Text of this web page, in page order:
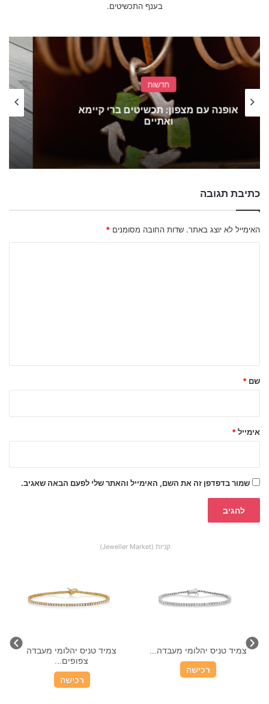
בענף התכשיטים.
חדשות
אינסטגרם שופס ופייסבוק שופס פתוחים
לישראל
כתיבת תגובה
האימייל לא יוצג באתר. שדות החובה מסומנים *
ל
שם *
אימייל *
שמור בדפדפן זה את השם, האימייל והאתר שלי לפעם הבאה שאגיב.
קניות (Jeweller Market)
צמיד טניס יהלומי מעבדה
צפופים...
רכישה
צמיד טניס יהלומי מעבדה...
רכישה